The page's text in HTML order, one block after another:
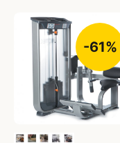
-61%